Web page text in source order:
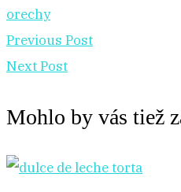
orechy
Previous Post
Next Post
Mohlo by vás tiež